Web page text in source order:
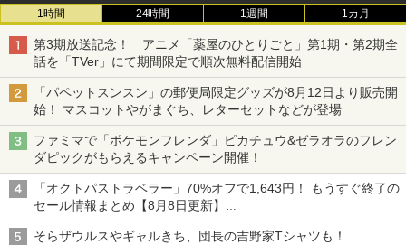
3
【特典】ファイナルファンタジー レゾナ
ンス PS5版(【初回封入特典】魔導船＆
かけだし騎士の応援パック・かけだし騎
士のスタートダッシュパック)
￥6,526
サドン ストライク 5 デラックスエディシ
ョン
￥6,628
[Switch] Pokemon Champions + スタ
ーターパック（ダウンロード版）※720
ポイントまでご利用可
￥980
【中古】グランド・セフト・オートV
【CEROレーティング「Z」】 (「特典」
タイガーシャークマネーカード(「GTAオ
ンライン」マネー$20万)DLCのプロダク
トコード 同梱)- PS4
￥1,598
3
【楽天ブックス限定先着特典】「超かぐ
ースター) [ 夏吉ゆうこ ]
￥6,800
4
マシンロボ ぶっちぎりバトルハッカーズ
全31話BOXセット ブルーレイ【Blu-ra
y】
￥7,300
1時間 24時間 1週間 1カ月
第3期放送記念！ アニメ「薬屋のひとりごと」第1期・第2期全
話を「TVer」にて期間限定で順次無料配信開始
「パペットスンスン」の郵便局限定グッズが8月12日より販売開
始！ マスコットやがまぐち、レターセットなどが登場
ファミマで「ポケモンフレンダ」ピカチュウ&ゼラオラのフレン
ダピックがもらえるキャンペーン開催！
「オクトパストラベラー」70%オフで1,643円！ もうすぐ終了の
セール情報まとめ【8月8日更新】
ニンテンドーeショップでは「大神 絶景版」が67%オフで990円
そらザウルスやギャルきち、団長の吉野家Tシャツも！